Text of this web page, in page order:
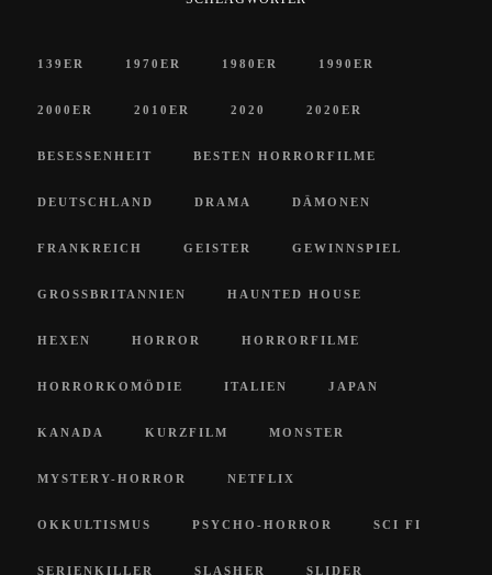
139ER 1970ER 1980ER 1990ER
2000ER 2010ER 2020 2020ER
BESESSENHEIT BESTEN HORRORFILME
DEUTSCHLAND DRAMA DÄMONEN
FRANKREICH GEISTER GEWINNSPIEL
GROSSBRITANNIEN HAUNTED HOUSE
HEXEN HORROR HORRORFILME
HORRORKOMÖDIE ITALIEN JAPAN
KANADA KURZFILM MONSTER
MYSTERY-HORROR NETFLIX
OKKULTISMUS PSYCHO-HORROR SCI FI
SERIENKILLER SLASHER SLIDER